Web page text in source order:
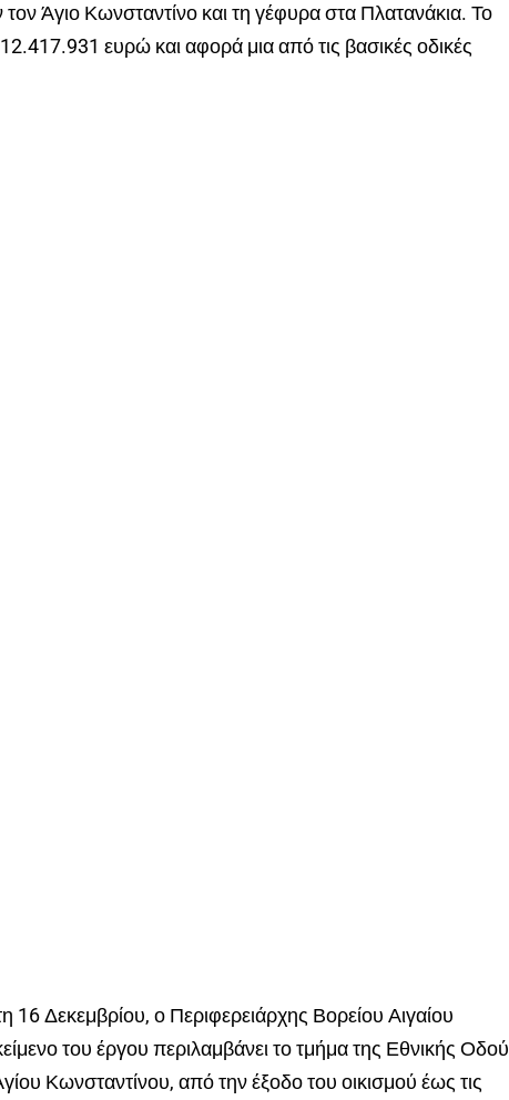
Άγιο Κωνσταντίνο και τη γέφυρα στα Πλατανάκια. Το
ευρώ και αφορά μια από τις βασικές οδικές
Δεκεμβρίου, ο Περιφερειάρχης Βορείου Αιγαίου
του έργου περιλαμβάνει το τμήμα της Εθνικής Οδού
Κωνσταντίνου, από την έξοδο του οικισμού έως τις